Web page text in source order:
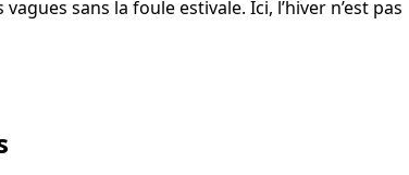
sans la foule estivale. Ici, l’hiver n’est pas